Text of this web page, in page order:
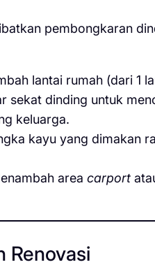
pembongkaran
lantai rumah (dari 1
sekat dinding untuk
keluarga.
kayu yang dimakan
area carport
Renovasi